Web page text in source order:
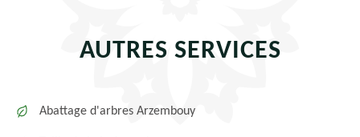
AUTRES SERVICES
Abattage d'arbres Arzembouy